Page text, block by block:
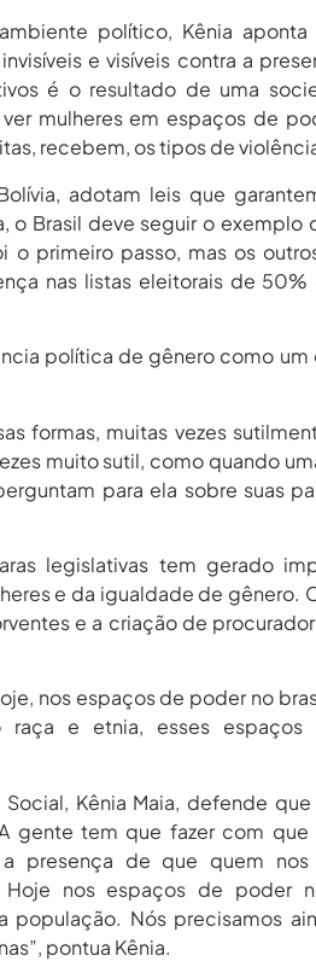
político, Kênia
e visíveis contra a
é o resultado de uma
mulheres em espaços de
recebem, os tipos de
adotam leis que
o Brasil deve seguir o exemplo
primeiro passo, mas os
nas listas eleitorais de 50%
política de gênero como
formas, muitas vezes
muito sutil, como quando
para ela sobre suas
legislativas tem gerado
e da igualdade de gênero.
e a criação de
nos espaços de poder no
raça e etnia, esses espaços
Kênia Maia, defende
gente tem que fazer com
presença de que quem nos
nos espaços de poder
Nós precisamos
pontua Kênia.